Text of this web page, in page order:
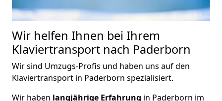
Wir helfen Ihnen bei Ihrem
Klaviertransport nach Paderborn
Wir sind Umzugs-Profis und haben uns auf den
Klaviertransport in Paderborn spezialisiert.
Wir haben langjährige Erfahrung in Paderborn im